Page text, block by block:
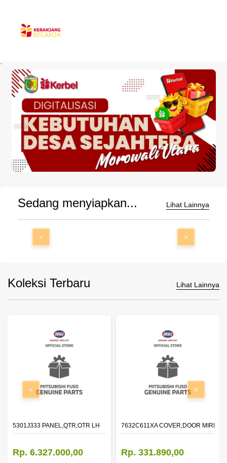
`
Sedang menyiapkan... Lihat Lainnya
< >
Koleksi Terbaru Lihat Lainnya
5301J333 PANEL,QTR,OTR LH
Rp. 6.327.000,00
7632C611XA COVER,DOOR
Rp. 331.890,00
< >